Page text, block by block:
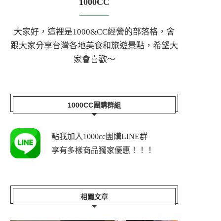
1000CC
大家好，這裡是1000&CC經營的部落格，會
跟大家分享台灣各地美食和旅遊景點，希望大
家會喜歡～
1000CC團購群組
點我加入1000cc團購LINE群
享有多樣商品獨家優惠！！！
相關文章